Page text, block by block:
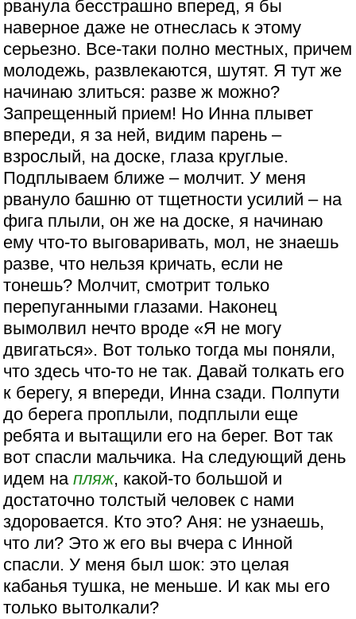
рванула бесстрашно вперед, я бы
наверное даже не отнеслась к этому
серьезно. Все-таки полно местных, причем
молодежь, развлекаются, шутят. Я тут же
начинаю злиться: разве ж можно?
Запрещенный прием! Но Инна плывет
впереди, я за ней, видим парень –
взрослый, на доске, глаза круглые.
Подплываем ближе – молчит. У меня
рвануло башню от тщетности усилий – на
фига плыли, он же на доске, я начинаю
ему что-то выговаривать, мол, не знаешь
разве, что нельзя кричать, если не
тонешь? Молчит, смотрит только
перепуганными глазами. Наконец
вымолвил нечто вроде «Я не могу
двигаться». Вот только тогда мы поняли,
что здесь что-то не так. Давай толкать его
к берегу, я впереди, Инна сзади. Полпути
до берега проплыли, подплыли еще
ребята и вытащили его на берег. Вот так
вот спасли мальчика. На следующий день
идем напляж, какой-то большой и
достаточно толстый человек с нами
здоровается. Кто это? Аня: не узнаешь,
что ли? Это ж его вы вчера с Инной
спасли. У меня был шок: это целая
кабанья тушка, не меньше. И как мы его
только вытолкали?